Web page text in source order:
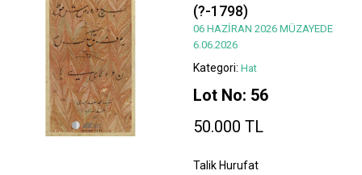
(?-1798)
06 HAZİRAN 2026 MÜZAYEDE
6.06.2026
Kategori: Hat
Lot No: 56
50.000 TL
Talik Hurufat